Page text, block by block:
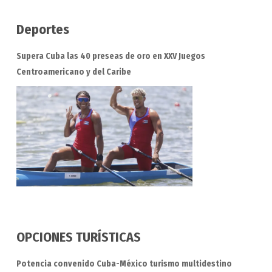
Deportes
Supera Cuba las 40 preseas de oro en XXV Juegos
Centroamericano y del Caribe
OPCIONES TURÍSTICAS
Potencia convenido Cuba-México turismo multidestino